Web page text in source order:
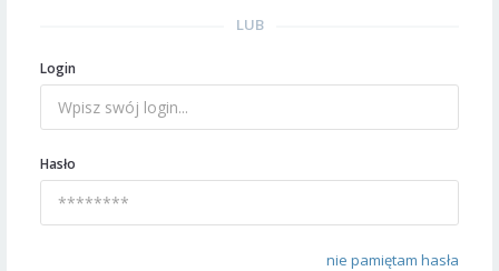
LUB
Login
Hasło
nie pamiętam hasła